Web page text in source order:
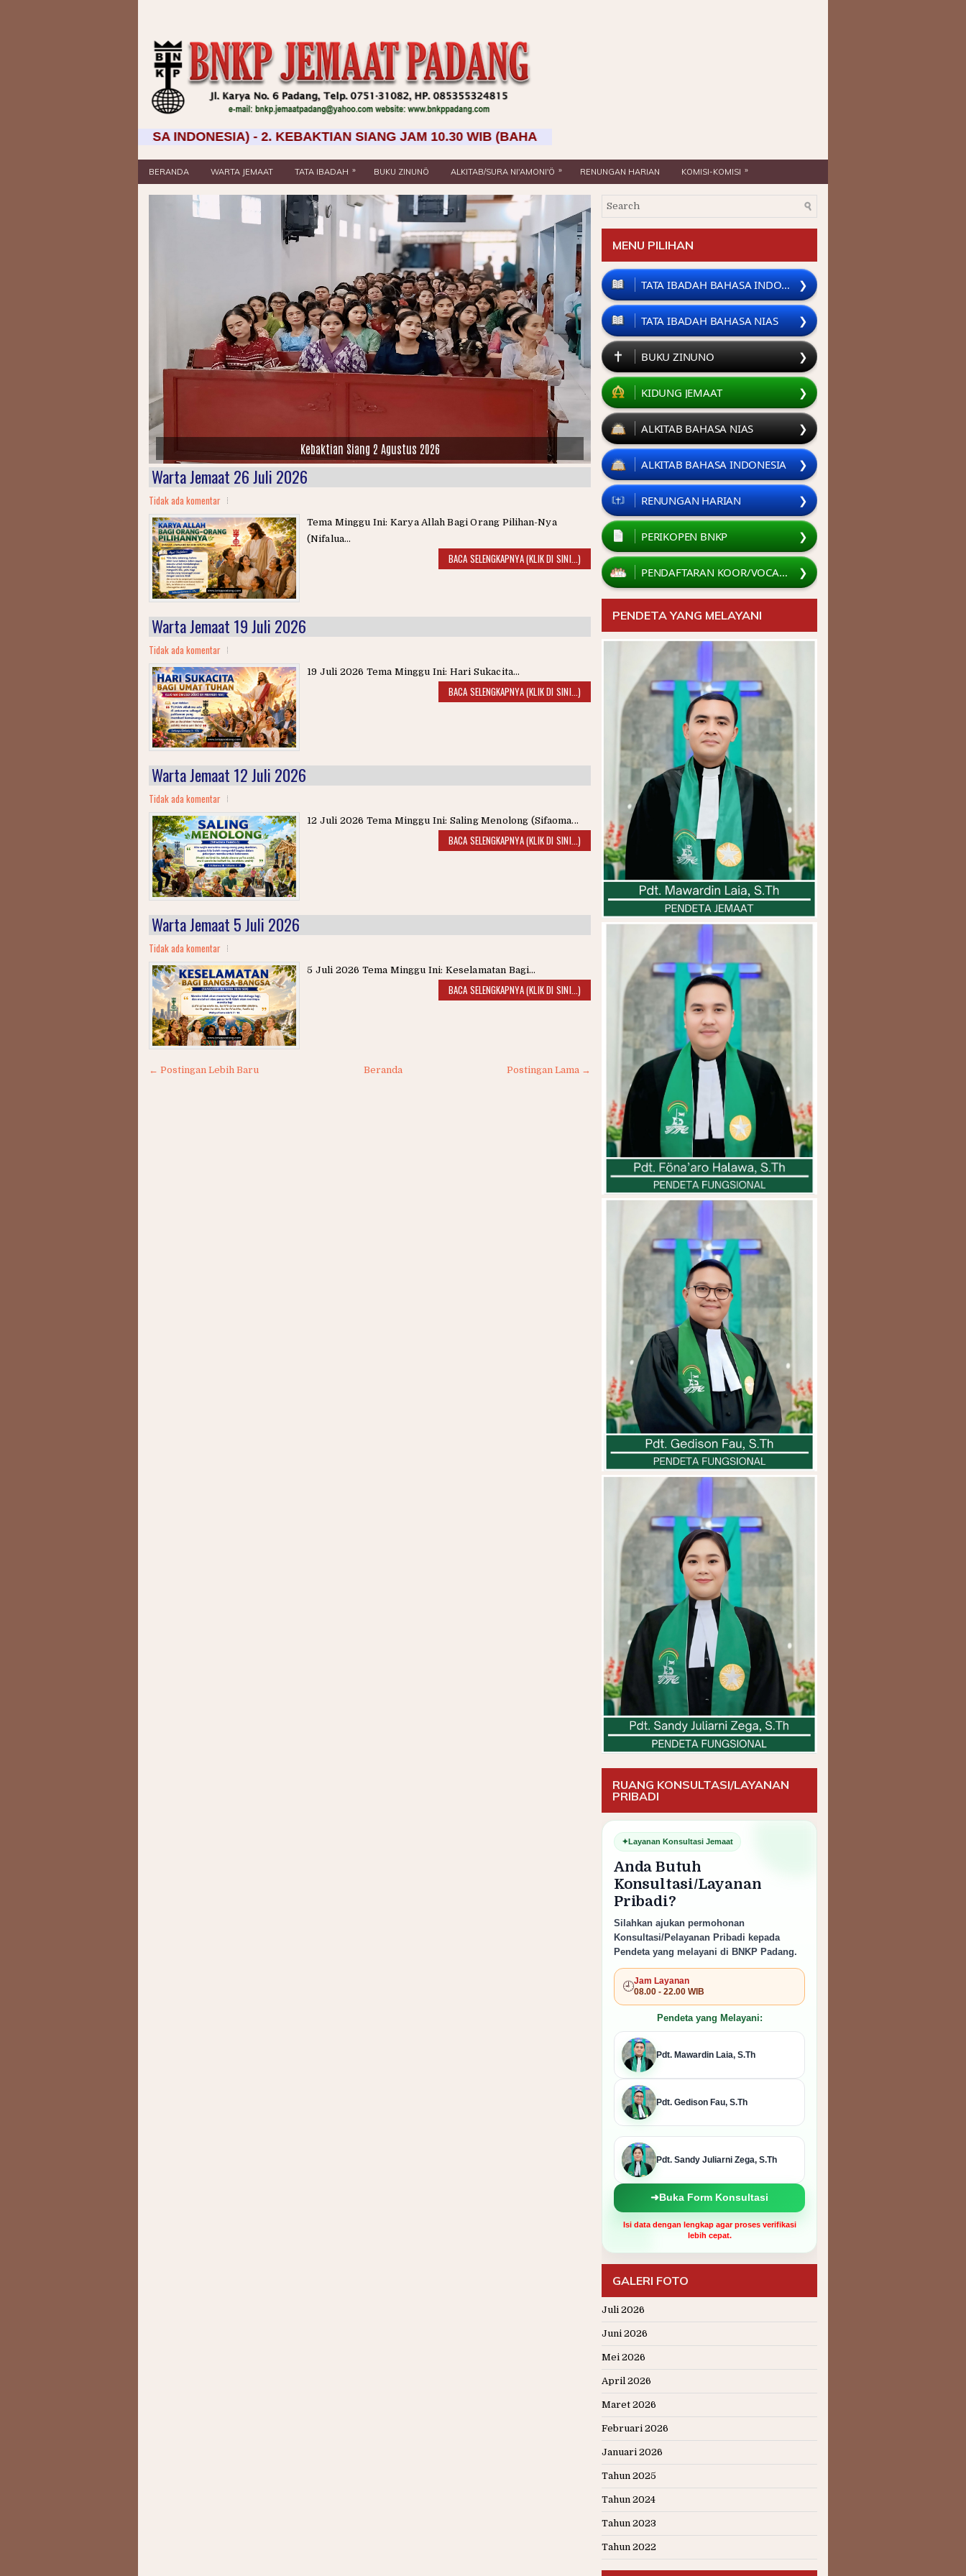
WIB (BAHASA INDONESIA) - 2. KEBAKTIAN SIANG JAM 10.30 WIB (BAHASA NIAS) - 3. KEBAKTIAN SORE JAM 18.00 WIB (BAHASA INDONESIA) >>>
BERANDA WARTA JEMAAT TATA IBADAH » BUKU ZINUNÖ ALKITAB/SURA NI'AMONI'Ö » RENUNGAN HARIAN KOMISI-KOMISI »
Kebaktian Siang 2 Agustus 2026
Warta Jemaat 26 Juli 2026
Tidak ada komentar
Tema Minggu Ini: Karya Allah Bagi Orang Pilihan-Nya
(Nifalua...
BACA SELENGKAPNYA (KLIK DI SINI...)
Warta Jemaat 19 Juli 2026
Tidak ada komentar
19 Juli 2026 Tema Minggu Ini: Hari Sukacita...
BACA SELENGKAPNYA (KLIK DI SINI...)
Warta Jemaat 12 Juli 2026
Tidak ada komentar
12 Juli 2026 Tema Minggu Ini: Saling Menolong (Sifaoma...
BACA SELENGKAPNYA (KLIK DI SINI...)
Warta Jemaat 5 Juli 2026
Tidak ada komentar
5 Juli 2026 Tema Minggu Ini: Keselamatan Bagi...
BACA SELENGKAPNYA (KLIK DI SINI...)
← Postingan Lebih Baru Postingan Lama →
Beranda
MENU PILIHAN
TATA IBADAH BAHASA INDONESIA ❯
TATA IBADAH BAHASA NIAS ❯
BUKU ZINUNÖ ❯
KIDUNG JEMAAT ❯
ALKITAB BAHASA NIAS ❯
ALKITAB BAHASA INDONESIA ❯
RENUNGAN HARIAN ❯
PERIKOPEN BNKP ❯
PENDAFTARAN KOOR/VOCAL GROUP ❯
PENDETA YANG MELAYANI
RUANG KONSULTASI/LAYANAN
PRIBADI
✦Layanan Konsultasi Jemaat
Anda Butuh
Konsultasi/Layanan
Pribadi?
Silahkan ajukan permohonan
Konsultasi/Pelayanan Pribadi kepada
Pendeta yang melayani di BNKP Padang.
🕘Jam Layanan
08.00 - 22.00 WIB
Pendeta yang Melayani:
Pdt. Mawardin Laia, S.Th
Pdt. Gedison Fau, S.Th
Pdt. Sandy Juliarni Zega, S.Th
➜ Buka Form Konsultasi
Isi data dengan lengkap agar proses verifikasi
lebih cepat.
GALERI FOTO
Juli 2026
Juni 2026
Mei 2026
April 2026
Maret 2026
Februari 2026
Januari 2026
Tahun 2025
Tahun 2024
Tahun 2023
Tahun 2022